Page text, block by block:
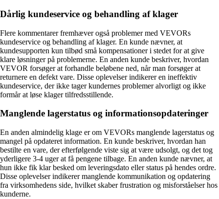
Dårlig kundeservice og behandling af klager
Flere kommentarer fremhæver også problemer med VEVORs
kundeservice og behandling af klager. En kunde nævner, at
kundesupporten kun tilbød små kompensationer i stedet for at give
klare løsninger på problemerne. En anden kunde beskriver, hvordan
VEVOR forsøger at forhandle beløbene ned, når man forsøger at
returnere en defekt vare. Disse oplevelser indikerer en ineffektiv
kundeservice, der ikke tager kundernes problemer alvorligt og ikke
formår at løse klager tilfredsstillende.
Manglende lagerstatus og informationsopdateringer
En anden almindelig klage er om VEVORs manglende lagerstatus og
mangel på opdateret information. En kunde beskriver, hvordan han
bestilte en vare, der efterfølgende viste sig at være udsolgt, og det tog
yderligere 3-4 uger at få pengene tilbage. En anden kunde nævner, at
hun ikke fik klar besked om leveringsdato eller status på hendes ordre.
Disse oplevelser indikerer manglende kommunikation og opdatering
fra virksomhedens side, hvilket skaber frustration og misforståelser hos
kunderne.